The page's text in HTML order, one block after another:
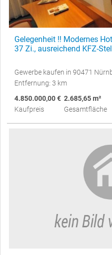
Gelegenheit !! Modernes
37 Zi., ausreichend KFZ-
Gewerbe kaufen in 90471
Entfernung: 3 km
4.850.000,00 €
Kaufpreis
2.685,65 m²
Gesamtfläche